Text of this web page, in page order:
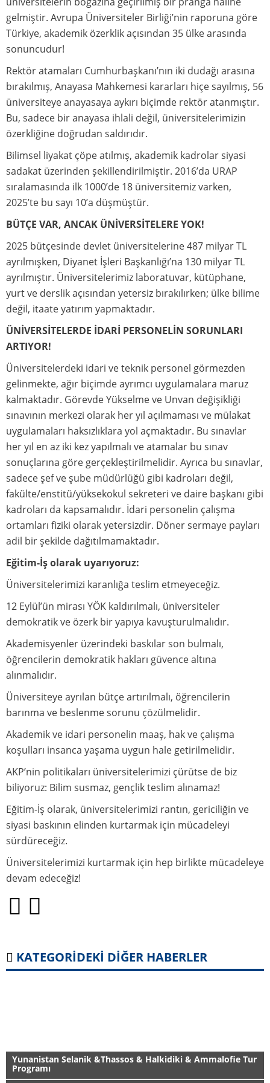
gelmiştir. Avrupa Üniversiteler Birliği’nin raporuna göre
Türkiye, akademik özerklik açısından 35 ülke arasında
sonuncudur!
Rektör atamaları Cumhurbaşkanı’nın iki dudağı arasına
bırakılmış, Anayasa Mahkemesi kararları hiçe sayılmış, 56
üniversiteye anayasaya aykırı biçimde rektör atanmıştır.
Bu, sadece bir anayasa ihlali değil, üniversitelerimizin
özerkliğine doğrudan saldırıdır.
Bilimsel liyakat çöpe atılmış, akademik kadrolar siyasi
sadakat üzerinden şekillendirilmiştir. 2016’da URAP
sıralamasında ilk 1000’de 18 üniversitemiz varken,
2025’te bu sayı 10’a düşmüştür.
BÜTÇE VAR, ANCAK ÜNİVERSİTELERE YOK!
2025 bütçesinde devlet üniversitelerine 487 milyar TL
ayrılmışken, Diyanet İşleri Başkanlığı’na 130 milyar TL
ayrılmıştır. Üniversitelerimiz laboratuvar, kütüphane,
yurt ve derslik açısından yetersiz bırakılırken; ülke bilime
değil, itaate yatırım yapmaktadır.
ÜNİVERSİTELERDE İDARİ PERSONELİN SORUNLARI
ARTIYOR!
Üniversitelerdeki idari ve teknik personel görmezden
gelinmekte, ağır biçimde ayrımcı uygulamalara maruz
kalmaktadır. Görevde Yükselme ve Unvan değişikliği
sınavının merkezi olarak her yıl açılmaması ve mülakat
uygulamaları haksızlıklara yol açmaktadır. Bu sınavlar
her yıl en az iki kez yapılmalı ve atamalar bu sınav
sonuçlarına göre gerçekleştirilmelidir. Ayrıca bu sınavlar,
sadece şef ve şube müdürlüğü gibi kadroları değil,
fakülte/enstitü/yüksekokul sekreteri ve daire başkanı gibi
kadroları da kapsamalıdır. İdari personelin çalışma
ortamları fiziki olarak yetersizdir. Döner sermaye payları
adil bir şekilde dağıtılmamaktadır.
Eğitim-İş olarak uyarıyoruz:
Üniversitelerimizi karanlığa teslim etmeyeceğiz.
12 Eylül’ün mirası YÖK kaldırılmalı, üniversiteler
demokratik ve özerk bir yapıya kavuşturulmalıdır.
Akademisyenler üzerindeki baskılar son bulmalı,
öğrencilerin demokratik hakları güvence altına
alınmalıdır.
Üniversiteye ayrılan bütçe artırılmalı, öğrencilerin
barınma ve beslenme sorunu çözülmelidir.
Akademik ve idari personelin maaş, hak ve çalışma
koşulları insanca yaşama uygun hale getirilmelidir.
AKP’nin politikaları üniversitelerimizi çürütse de biz
biliyoruz: Bilim susmaz, gençlik teslim alınamaz!
Eğitim-İş olarak, üniversitelerimizi rantın, gericiliğin ve
siyasi baskının elinden kurtarmak için mücadeleyi
sürdüreceğiz.
Üniversitelerimizi kurtarmak için hep birlikte mücadeleye
devam edeceğiz!
KATEGORİDEKİ DİĞER HABERLER
Yunanistan Selanik &Thassos & Halkidiki & Ammalofie Tur
Programı